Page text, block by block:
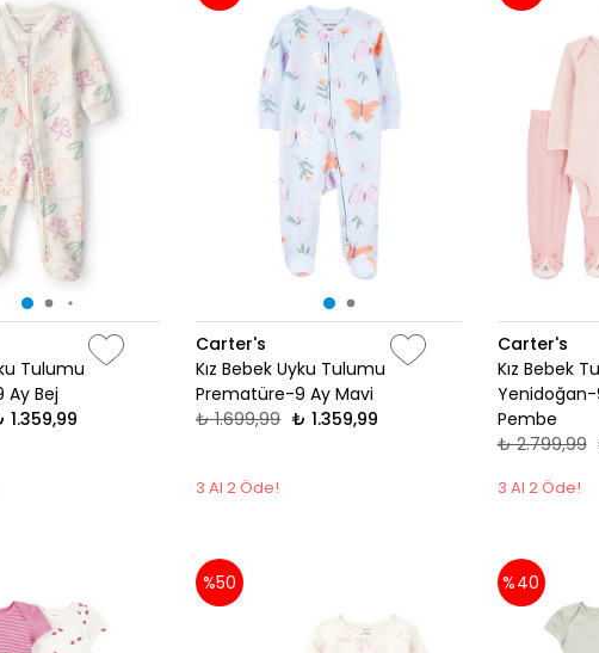
Tulumu
Bej
1.359,99
Carter's
Kız Bebek Uyku Tulumu
Prematüre-9 Ay Mavi
₺ 1.699,99 ₺ 1.359,99
3 Al 2 Öde!
Carter's
Kız Bebek
Yenidoğan-
Pembe
₺ 2.799,99
3 Al 2 Öde!
%50 %40